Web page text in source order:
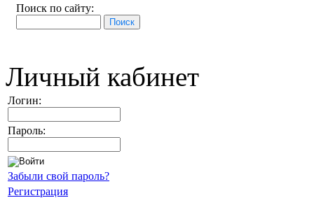
Поиск по сайту:
Личный кабинет
Логин:
Пароль:
Забыли свой пароль?
Регистрация